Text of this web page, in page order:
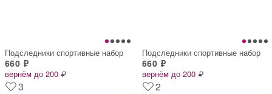
Подследники спортивные набор
660 ₽
вернём до 200 ₽
3
Подследники спортивные набор
660 ₽
вернём до 200 ₽
2